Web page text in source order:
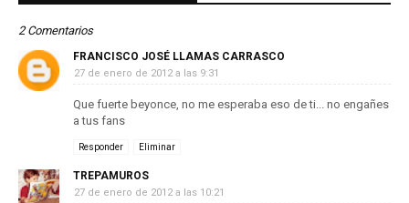
2 Comentarios
FRANCISCO JOSÉ LLAMAS CARRASCO
27 de enero de 2012 a las 9:31
Que fuerte beyonce, no me esperaba eso de ti... no engañes
a tus fans
Responder Eliminar
TREPAMUROS
27 de enero de 2012 a las 10:21